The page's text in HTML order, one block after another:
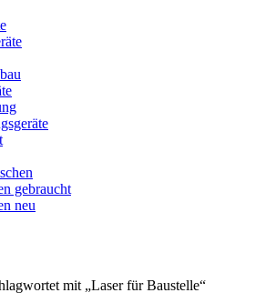
gebraucht
neu
mit „Laser für Baustelle“